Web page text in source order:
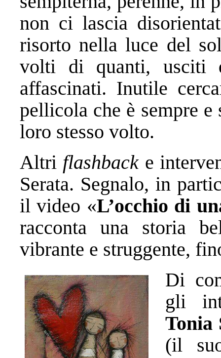
non ci lascia
risorto nella luce del
volti di quanti, usciti
affascinati. Inutile
pellicola che è sempre
loro stesso volto.
Altri flashbacke
Serata. Segnalo, in
il video «L’occhio di
racconta una storia
vibrante e struggente,
Di
gli
Tonia
(il